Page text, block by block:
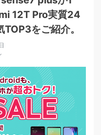
12T Pro実質24
をご紹介。